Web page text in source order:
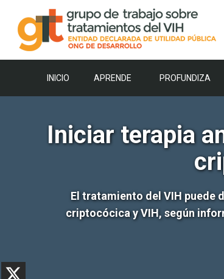
contenido
INICIO APRENDE PROFUNDIZA
Iniciar terapia
El tratamiento del VIH puede
criptocócica y VIH, según